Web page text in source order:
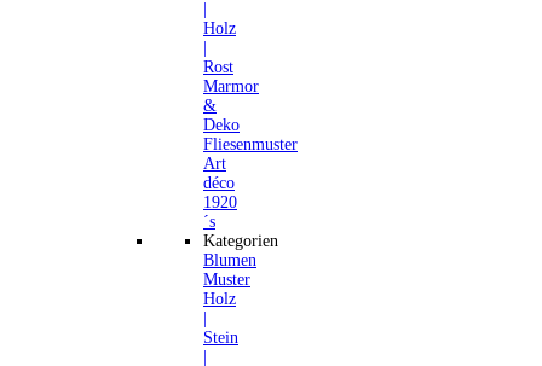
Holz
Rost
Marmor
&
Deko
Fliesenmuster
Art
déco
1920
´s
Kategorien
Blumen
Muster
Holz
Stein